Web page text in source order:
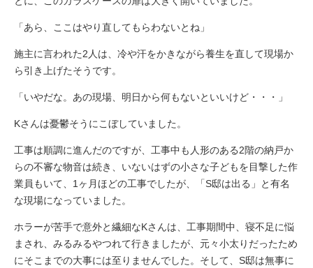
「あら、ここはやり直してもらわないとね」
施主に言われた2人は、冷や汗をかきながら養生を直して現場か
ら引き上げたそうです。
「いやだな。あの現場、明日から何もないといいけど・・・」
Kさんは憂鬱そうにこぼしていました。
工事は順調に進んだのですが、工事中も人形のある2階の納戸か
らの不審な物音は続き、いないはずの小さな子どもを目撃した作
業員もいて、1ヶ月ほどの工事でしたが、「S邸は出る」と有名
な現場になっていました。
ホラーが苦手で意外と繊細なKさんは、工事期間中、寝不足に悩
まされ、みるみるやつれて行きましたが、元々小太りだったため
にそこまでの大事には至りませんでした。そして、S邸は無事に